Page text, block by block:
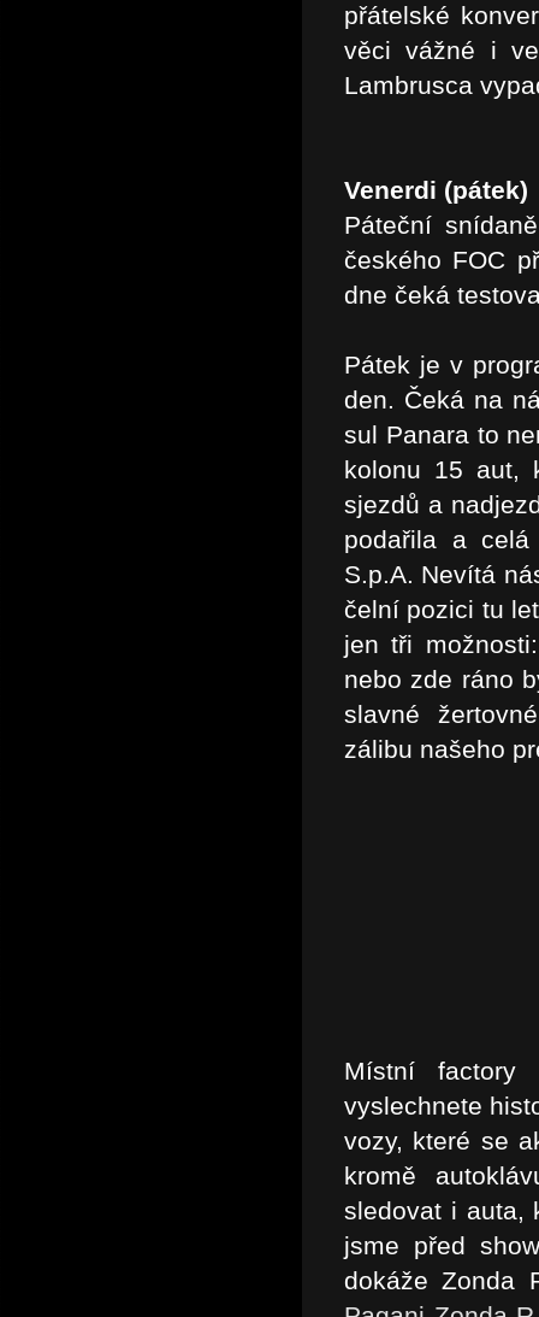
přátelské
věci vážné i
Lambrusca
Venerdi (pátek)
Páteční
českého FOC
dne čeká
Pátek je v
den. Čeká na
sul Panara to
kolonu 15 aut,
sjezdů a
podařila a
S.p.A. Nevítá
čelní pozici tu
jen tři
nebo zde ráno
slavné
zálibu našeho
Místní factory
vyslechnete
vozy, které se
kromě
sledovat i auta,
jsme před
dokáže Zonda